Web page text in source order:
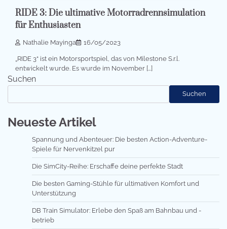
RIDE 3: Die ultimative Motorradrennsimulation
für Enthusiasten
Nathalie Mayinga 16/05/2023
„RIDE 3“ ist ein Motorsportspiel, das von Milestone S.r.l.
entwickelt wurde. Es wurde im November […]
Suchen
Suchen
Neueste Artikel
Spannung und Abenteuer: Die besten Action-Adventure-
Spiele für Nervenkitzel pur
Die SimCity-Reihe: Erschaffe deine perfekte Stadt
Die besten Gaming-Stühle für ultimativen Komfort und
Unterstützung
DB Train Simulator: Erlebe den Spaß am Bahnbau und -
betrieb